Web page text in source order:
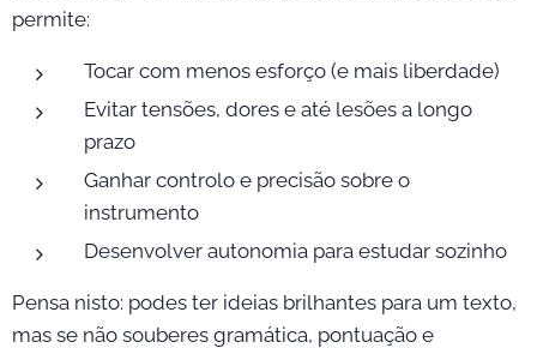
permite:
Tocar com menos esforço (e mais liberdade)
Evitar tensões, dores e até lesões a longo
prazo
Ganhar controlo e precisão sobre o
instrumento
Desenvolver autonomia para estudar sozinho
Pensa nisto: podes ter ideias brilhantes para um texto,
mas se não souberes gramática, pontuação e